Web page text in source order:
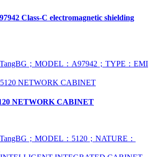
Class-C electromagnetic shielding
；MODEL：A97942；TYPE：EMI
NETWORK CABINET
；MODEL：5120；NATURE：